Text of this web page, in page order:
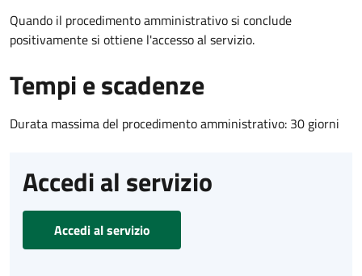
Quando il procedimento amministrativo si conclude
positivamente si ottiene l'accesso al servizio.
Tempi e scadenze
Durata massima del procedimento amministrativo: 30 giorni
Accedi al servizio
Accedi al servizio